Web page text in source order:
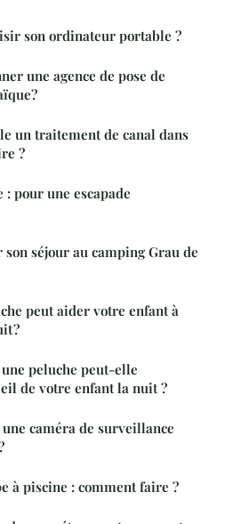
son ordinateur portable ?
une agence de pose de
un traitement de canal dans
?
pour une escapade
séjour au camping Grau de
peut aider votre enfant à
?
peluche peut-elle
de votre enfant la nuit ?
caméra de surveillance
à piscine : comment faire ?